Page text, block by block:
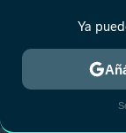
MENÚ
Ya